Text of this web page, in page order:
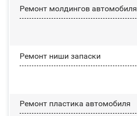
Ремонт молдингов автомобиля
Ремонт ниши запаски
Ремонт пластика автомобиля